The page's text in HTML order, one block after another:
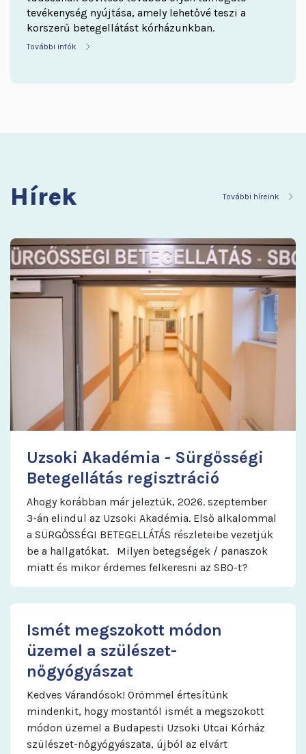
tevékenység nyújtása, amely lehetővé teszi a
korszerű betegellátást kórházunkban.
További infók
Hírek További híreink
Uzsoki Akadémia - Sürgősségi
Betegellátás regisztráció
Ahogy korábban már jeleztük, 2026. szeptember
3-án elindul az Uzsoki Akadémia. Első alkalommal
a SÜRGŐSSÉGI BETEGELLÁTÁS részleteibe vezetjük
be a hallgatókat. Milyen betegségek / panaszok
miatt és mikor érdemes felkeresni az SBO-t?
Ismét megszokott módon
üzemel a szülészet-
nőgyógyászat
Kedves Várandósok! Örömmel értesítünk
mindenkit, hogy mostantól ismét a megszokott
módon üzemel a Budapesti Uzsoki Utcai Kórház
szülészet-nőgyógyászata, újból az elvárt